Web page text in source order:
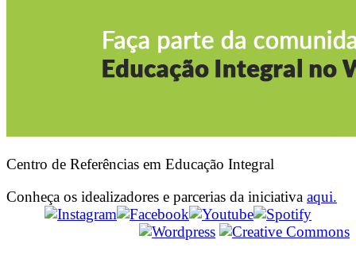
Centro de Referências em Educação Integral
Conheça os idealizadores e parcerias da iniciativa aqui.